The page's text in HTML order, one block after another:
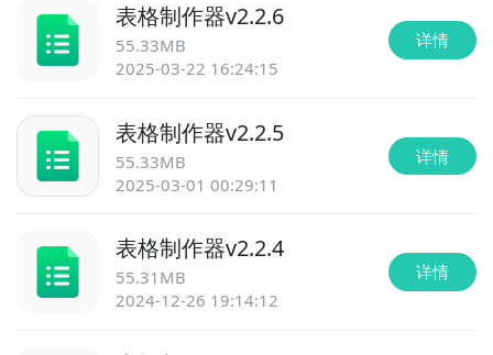
表格制作器v2.2.6
55.33MB
2025-03-22 16:24:15
详情
表格制作器v2.2.5
55.33MB
2025-03-01 00:29:11
详情
表格制作器v2.2.4
55.31MB
2024-12-26 19:14:12
详情